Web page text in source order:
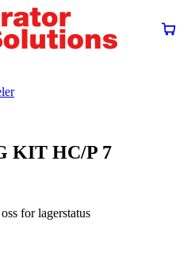
KIT HC/P 7
for lagerstatus